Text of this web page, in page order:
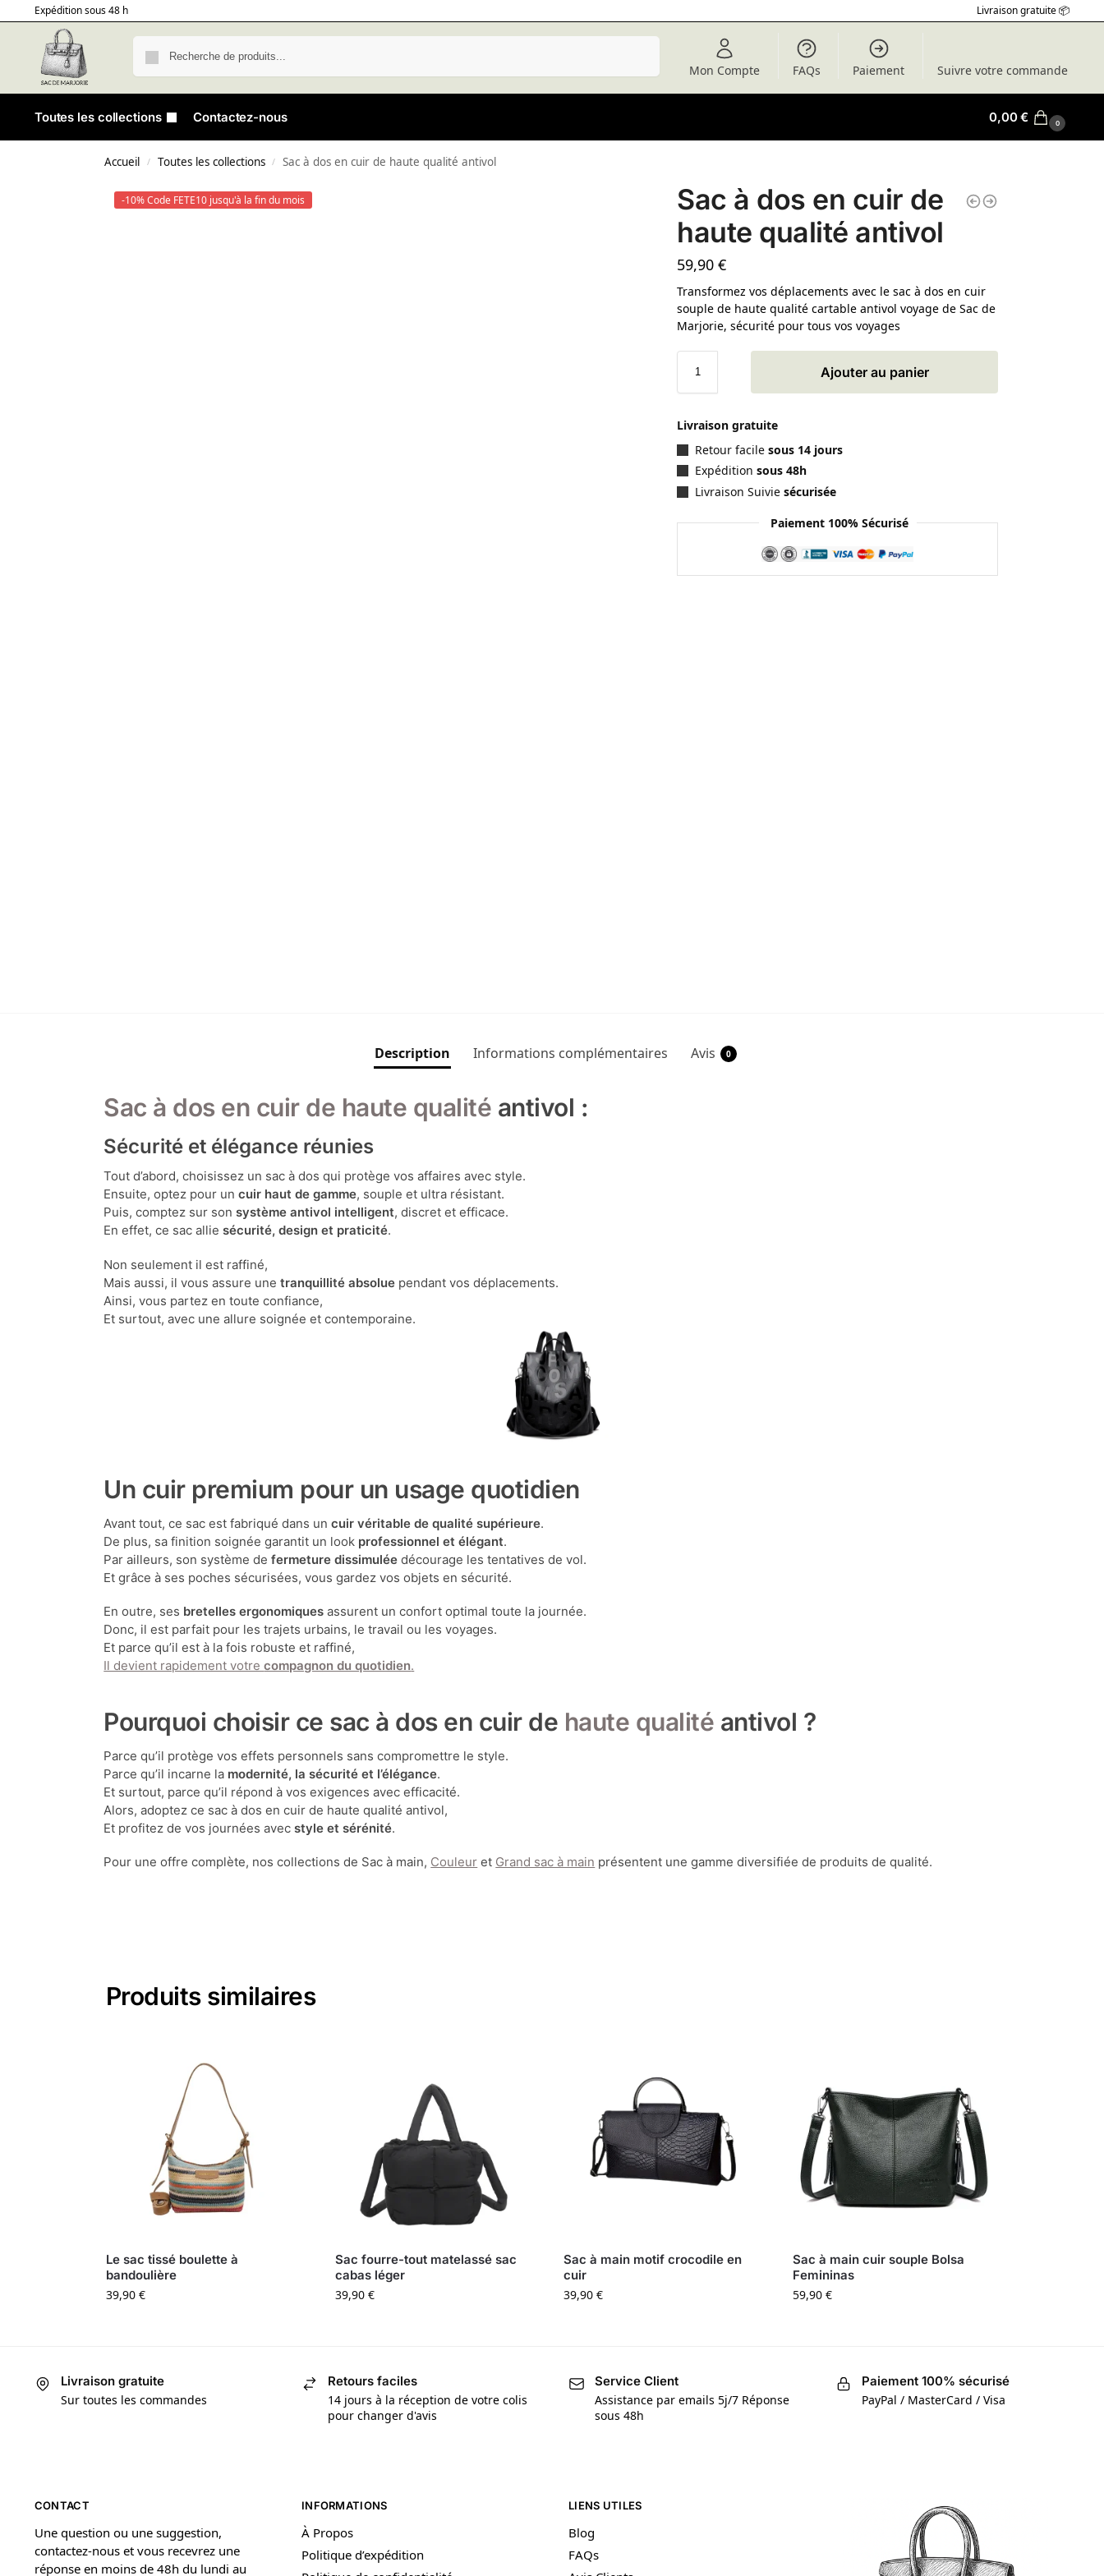
Expédition sous 48 h Livraison gratuite 📦
Mon Compte FAQs Paiement Suivre votre commande
Toutes les collections Contactez-nous 0,00€ 0
Accueil / Toutes les collections / Sac à dos en cuir de haute qualité antivol
-10% Code FETE10 jusqu'à la fin du mois
Sac à dos en cuir de
haute qualité antivol
59,90€
Transformez vos déplacements avec le sac à dos en cuir
souple de haute qualité cartable antivol voyage de Sac de
Marjorie, sécurité pour tous vos voyages
Ajouter au panier
Livraison gratuite
Retour facilesous 14 jours
Expédition sous 48h
Livraison Suiviesécurisée
Paiement 100% Sécurisé
Description Informations complémentaires Avis 0
Sac à dos en cuir de haute qualité antivol :
Sécurité et élégance réunies
Tout d’abord, choisissez un sac à dos qui protège vos affaires avec style.
Ensuite, optez pour uncuir haut de gamme, souple et ultra résistant.
Puis, comptez sur son système antivol intelligent, discret et efficace.
En effet, ce sac allie sécurité, design et praticité.
Non seulement il est raffiné,
Mais aussi, il vous assure unetranquillité absolue pendant vos déplacements.
Ainsi, vous partez en toute confiance,
Et surtout, avec une allure soignée et contemporaine.
Un cuir premium pour un usage quotidien
Avant tout, ce sac est fabriqué dans uncuir véritable de qualité supérieure.
De plus, sa finition soignée garantit un look professionnel et élégant.
Par ailleurs, son système defermeture dissimulée décourage les tentatives de vol.
Et grâce à ses poches sécurisées, vous gardez vos objets en sécurité.
En outre, ses bretelles ergonomiques assurent un confort optimal toute la journée.
Donc, il est parfait pour les trajets urbains, le travail ou les voyages.
Et parce qu’il est à la fois robuste et raffiné,
Il devient rapidement votrecompagnon du quotidien.
Pourquoi choisir ce sac à dos en cuir de haute qualité antivol ?
Parce qu’il protège vos effets personnels sans compromettre le style.
Parce qu’il incarne la modernité, la sécurité et l’élégance.
Et surtout, parce qu’il répond à vos exigences avec efficacité.
Alors, adoptez ce sac à dos en cuir de haute qualité antivol,
Et profitez de vos journées avec style et sérénité.
Pour une offre complète, nos collections de Sac à main, Couleur et Grand sac à main présentent une gamme diversifiée de produits de qualité.
Produits similaires
Le sac tissé boulette à
bandoulière
39,90 €
Sac fourre-tout matelassé sac
cabas léger
39,90 €
Sac à main motif crocodile en
cuir
39,90€
Sac à main cuir souple Bolsa
Femininas
59,90€
Livraison gratuite
Sur toutes les commandes
Retours faciles
14 jours à la réception de votre colis
pour changer d'avis
Service Client
Assistance par emails 5j/7 Réponse
sous 48h
Paiement 100% sécurisé
PayPal / MasterCard / Visa
CONTACT
Une question ou une suggestion,
contactez-nous et vous recevrez une
réponse en moins de 48h du lundi au
INFORMATIONS
À Propos
Politique d’expédition
LIENS UTILES
Blog
FAQs